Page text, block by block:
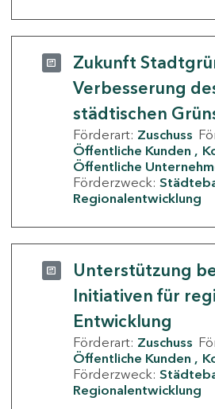
Zukunft
Verbesserung
städtischen
Förderart: Zuschuss
Öffentliche Kunden
Öffentliche
Förderzweck:
Regionalentwicklung
Unterstützung
Initiativen für
Entwicklung
Förderart: Zuschuss
Öffentliche Kunden
Förderzweck:
Regionalentwicklung